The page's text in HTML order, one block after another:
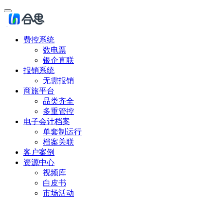
费控系统
数电票
银企直联
报销系统
无需报销
商旅平台
品类齐全
多重管控
电子会计档案
单套制运行
档案关联
客户案例
资源中心
视频库
白皮书
市场活动